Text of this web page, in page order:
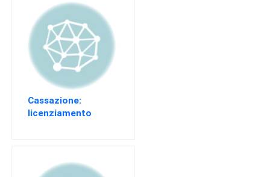
CERTIFICAZIONE
EVENTI
AREA
RISERVATA
Cassazione:
licenziamento